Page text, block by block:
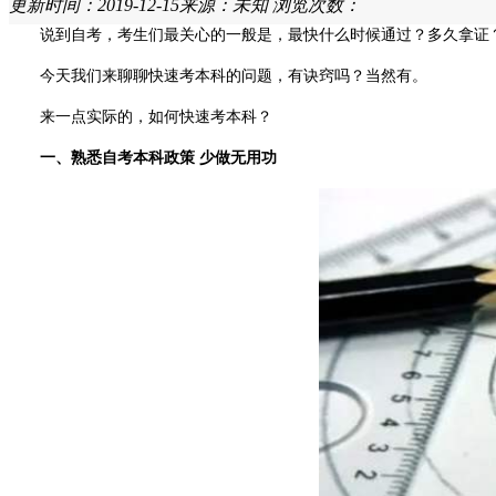
更新时间：2019-12-15来源：未知 浏览次数：
说到自考，考生们最关心的一般是，最快什么时候通过？多久拿证
今天我们来聊聊快速考本科的问题，有诀窍吗？当然有。
来一点实际的，如何快速考本科？
一、熟悉自考本科政策 少做无用功